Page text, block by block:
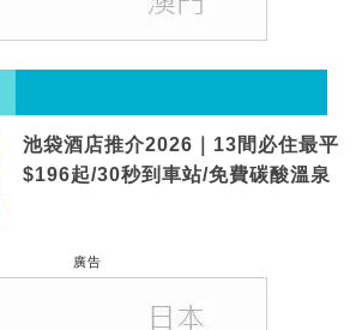
池袋酒店推介2026｜13間必住最平
$196起/30秒到車站/免費碳酸溫泉
廣告